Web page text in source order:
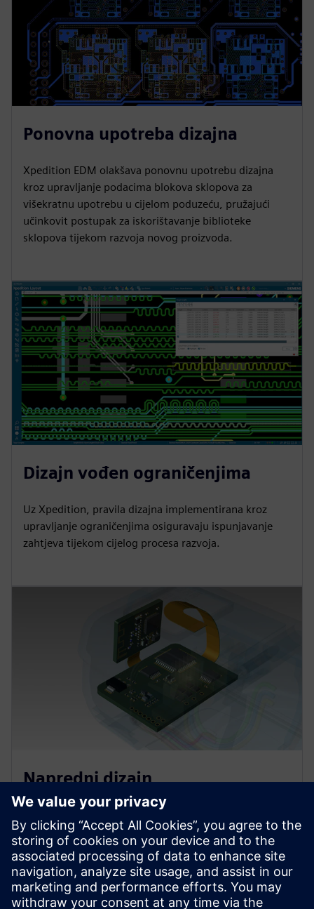
Ponovna upotreba dizajna
Xpedition EDM olakšava ponovnu upotrebu dizajna
kroz upravljanje podacima blokova sklopova za
višekratnu upotrebu u cijelom poduzeću, pružajući
učinkovit postupak za iskorištavanje biblioteke
sklopova tijekom razvoja novog proizvoda.
Dizajn vođen ograničenjima
Uz Xpedition, pravila dizajna implementirana kroz
upravljanje ograničenjima osiguravaju ispunjavanje
zahtjeva tijekom cijelog procesa razvoja.
Napredni dizajn
Koristite ažuriranu metodologiju dizajna rigid-flex za
učinkovito definiranje obrisa ploča, slaganja i
regionalnih ograničenja. Koristite alate za međusobno
povezivanje visoke gustoće (HDI) kako biste uklonili
zaobilazna rješenja.